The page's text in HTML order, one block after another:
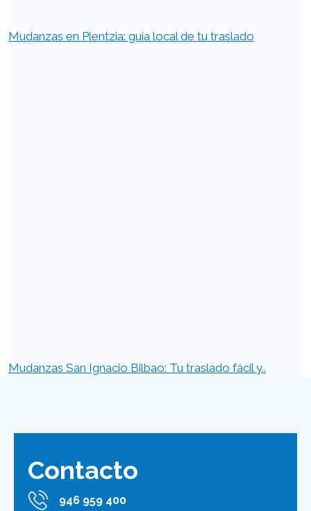
Mudanzas en Plentzia: guía local de tu traslado
Mudanzas San Ignacio Bilbao: Tu traslado fácil y..
Contacto
946 959 400